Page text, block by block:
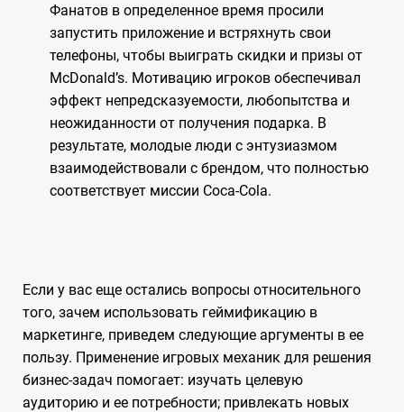
Фанатов в определенное время просили
запустить приложение и встряхнуть свои
телефоны, чтобы выиграть скидки и призы от
McDonald’s. Мотивацию игроков обеспечивал
эффект непредсказуемости, любопытства и
неожиданности от получения подарка. В
результате, молодые люди с энтузиазмом
взаимодействовали с брендом, что полностью
соответствует миссии Coca-Cola.
Если у вас еще остались вопросы относительного
того, зачем использовать геймификацию в
маркетинге, приведем следующие аргументы в ее
пользу. Применение игровых механик для решения
бизнес-задач помогает: изучать целевую
аудиторию и ее потребности; привлекать новых